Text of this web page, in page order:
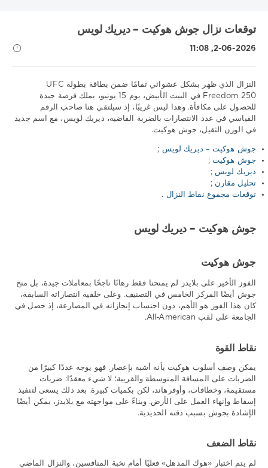
توقعات نزال جوش هوكيت – ديريك لويس
2-06-2026, 11:08
نصائح
رياضية
/
توقعات
UFC
iluha.is2003
65
النزال الذي ظهر بشكل عشوائي تمامًا ضمن بطاقة بطولة UFC
Freedom 250 في البيت الأبيض، يوم 15 يونيو، يملك فرصة جيدة
للحصول على مكافأة. وهذا ليس غريبًا، إذ سيلتقي هنا صاحب الرقم
القياسي في عدد الانتصارات بالضربة القاضية، ديريك لويس، مع اسم جديد
في الوزن الثقيل، جوش هوكيت.
جوش هوكيت – ديريك لويس ;
جوش هوكيت;
ديريك لويس ;
تحليل مقارن ;
توقعات مجموع نقاط النزال
.
جوش هوكيت – ديريك لويس
جوش هوكيت
الفوز الأخير على بلايدز لم يمنحنا فقط رهانًا ناجحًا بمعاملات جيدة، بل منح
جوش أيضًا المركز الخامس في التصنيف. وعلى خلفية انتصاراته السابقة،
كان هذا الفوز هو الأهم، دون احتساب إنجازاته في المصارعة، إذ حصل في
الجامعة على لقب All-American.
نقاط القوة
يمكن وصف أسلوب هوكيت بأنه أشبه بإعصار. فهو يوجه عددًا كبيرًا من
الضربات على المسافة المتوسطة والقريبة؛ لا شيء معقدًا: ضربات
مستقيمة، وخطافات، وأوفرهاند، لكن بكميات كبيرة. بعد ذلك يسعى لتنفيذ
إسقاط وإنهاء العمل على الأرض. وبناءً على مواجهته مع بلايدز، يمكن أيضًا
الإشادة بجوش بسبب ذقنه الحديدية.
نقاط الضعف
لم يتم اختبار «هوك المذهل» فعليًا أمام نخبة المنافسين، والنزال الماضي